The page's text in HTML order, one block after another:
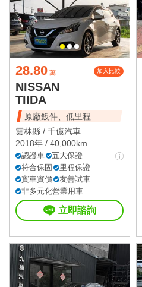
28.80 萬 加入比較
NISSAN
TIIDA
原廠鈑件、低里程
雲林縣 / 千億汽車
2018年 / 40,000km
認證車
五大保證
符合保固
里程保證
實車實價
友善試車
非多元化營業用車
立即諮詢